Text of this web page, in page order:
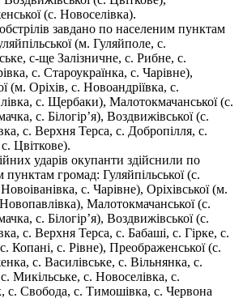
(с. Новоселівка).
завдано по населеним пунктам
(м. Гуляйполе, с.
с-ще Залізничне, с. Рибне, с.
с. Староукраїнка, с. Чарівне),
(м. Оріхів, с. Новоандріївка, с.
с. Щербаки), Малотокмачанської (с.
с. Білогір’я), Воздвижівської (с.
с. Верхня Терса, с. Добропілля, с.
Цвіткове).
ударів окупанти здійснили по
пунктам громад: Гуляйпільської (с.
с. Чарівне), Оріхівської (м.
Малотокмачанської (с.
с. Білогір’я), Воздвижівської (с.
с. Верхня Терса, с. Бабаші, с. Гірке, с.
Копані, с. Рівне), Преображенської (с.
с. Василівське, с. Вільнянка, с.
Микільське, с. Новоселівка, с.
с. Свобода, с. Тимошівка, с. Червона